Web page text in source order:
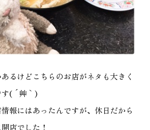
るけどこちらのお店がネタも大きく
( ´艸｀)
報にはあったんですが、休日だから
店でした！